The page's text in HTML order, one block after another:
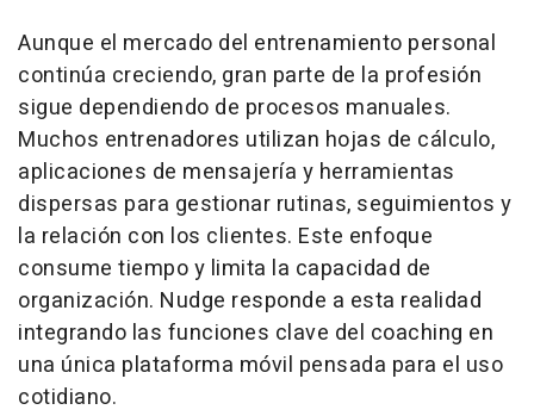
Aunque el mercado del entrenamiento personal
continúa creciendo, gran parte de la profesión
sigue dependiendo de procesos manuales.
Muchos entrenadores utilizan hojas de cálculo,
aplicaciones de mensajería y herramientas
dispersas para gestionar rutinas, seguimientos y
la relación con los clientes. Este enfoque
consume tiempo y limita la capacidad de
organización. Nudge responde a esta realidad
integrando las funciones clave del coaching en
una única plataforma móvil pensada para el uso
cotidiano.